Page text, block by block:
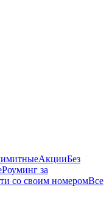
АкцииБез
Роуминг за
со своим номеромВсе